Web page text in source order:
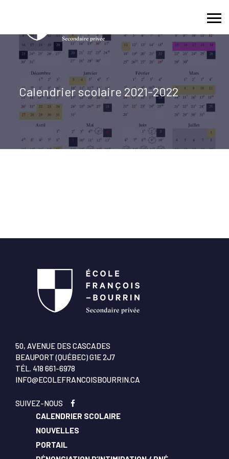
Calendrier scolaire 2021-2022
50, AVENUE DES CASCADES
BEAUPORT (QUÉBEC) G1E 2J7
TÉL. 418 661-6978
INFO@ECOLEFRANCOISBOURRIN.CA
SUIVEZ-NOUS
CALENDRIER SCOLAIRE
NOUVELLES
PORTAIL